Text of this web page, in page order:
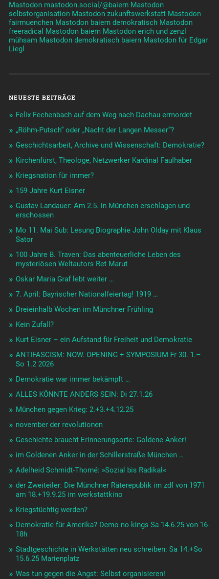
Mastodon mastodon.social/@baiern Mastodon
selbstorganisation Mastodon zukunftswerkstatt Mastodon
fairmuenchen Mastodon baiern demokratisch Mastodon
freeradical Mastodon baiern Mastodon erich und zenzl
mühsam Mastodon demokratisch baiern Mastodon für Edgar
Liegl
NEUESTE BEITRÄGE
Felix Fechenbach auf dem Weg nach Dachau ermordet
„Röhm-Putsch“ oder „Nacht der Langen Messer“?
Geschichtsarbeit, Archive und Wissenschaft: Demokratie?
Kirchenfürst, Theologe, Netzwerker Kardinal Faulhaber
Kriegsnation für immer?
159 Jahre Kurt Eisner
Gustav Landauer: Am 2.5. in München erschlagen und
erschossen
Mo 11. Mai Sub: Lesung Biographie John Olday mit Klaus
Sator
100 Jahre B. Traven: Das abenteuerliche Leben des
mysteriösen Weltautors Ret Marut
Oskar Maria Graf lebt weiter …
7. April: Bayrischer Nationalfeiertag! 1919 …
Dreieinhalb Wochen im Münchner Frühling
Kein Zufall?
Kurt Eisner – ein Aufstand für Freiheit und Demokratie
ANTIFASCISM: NOW. OPENING + SYMPOSIUM Fr 30. 1.–
So 1.2 2026
Demokratie war immer bekämpft …
ALLES KÖNNTE ANDERS SEIN: Di 27.1.26
München gegen Krieg: 2.+3.+4.12.25
november der revolutionen
Geschichte braucht Erinnerungsorte: Goldene Anker!
im Goldenen Anker in der Schillerstraße München …
Adelheid Schmidt-Thomé: »Sozial bis Radikal«
der Zweiteiler: Die Münchner Räterepublik im zdf von 1971
am 18.+19.9.25 im werkstattkino
Kriegstüchtig werden?
Demokratie für Amerika? Demo no-kings Sa 14.6.25 von 16-
18h
Stadtgeschichte in Werkstätten neu schreiben: Sa 14.+So
15.6.25 Marienplatz
Was tun gegen die Angst: Selbst organisieren!